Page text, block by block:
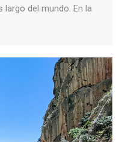
del mundo. En la